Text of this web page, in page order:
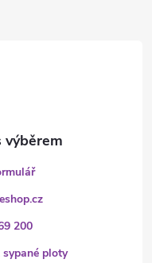
200
sypané ploty